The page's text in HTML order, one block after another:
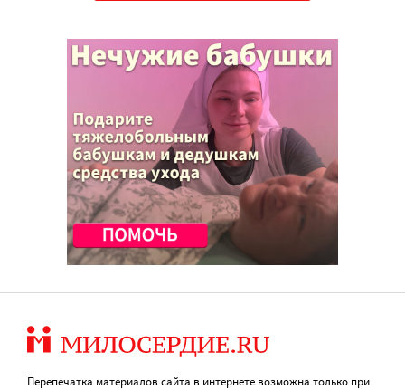
Перепечатка материалов сайта в интернете возможна только при